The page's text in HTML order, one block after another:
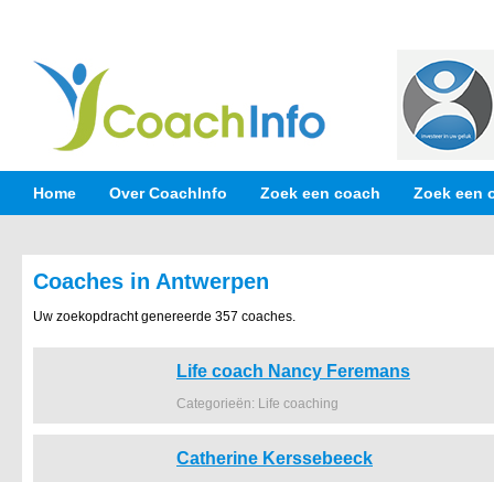
Home Over CoachInfo Zoek een coach Zoek een
Coaches in Antwerpen
Uw zoekopdracht genereerde 357 coaches.
Life coach Nancy Feremans
Categorieën: Life coaching
Catherine Kerssebeeck